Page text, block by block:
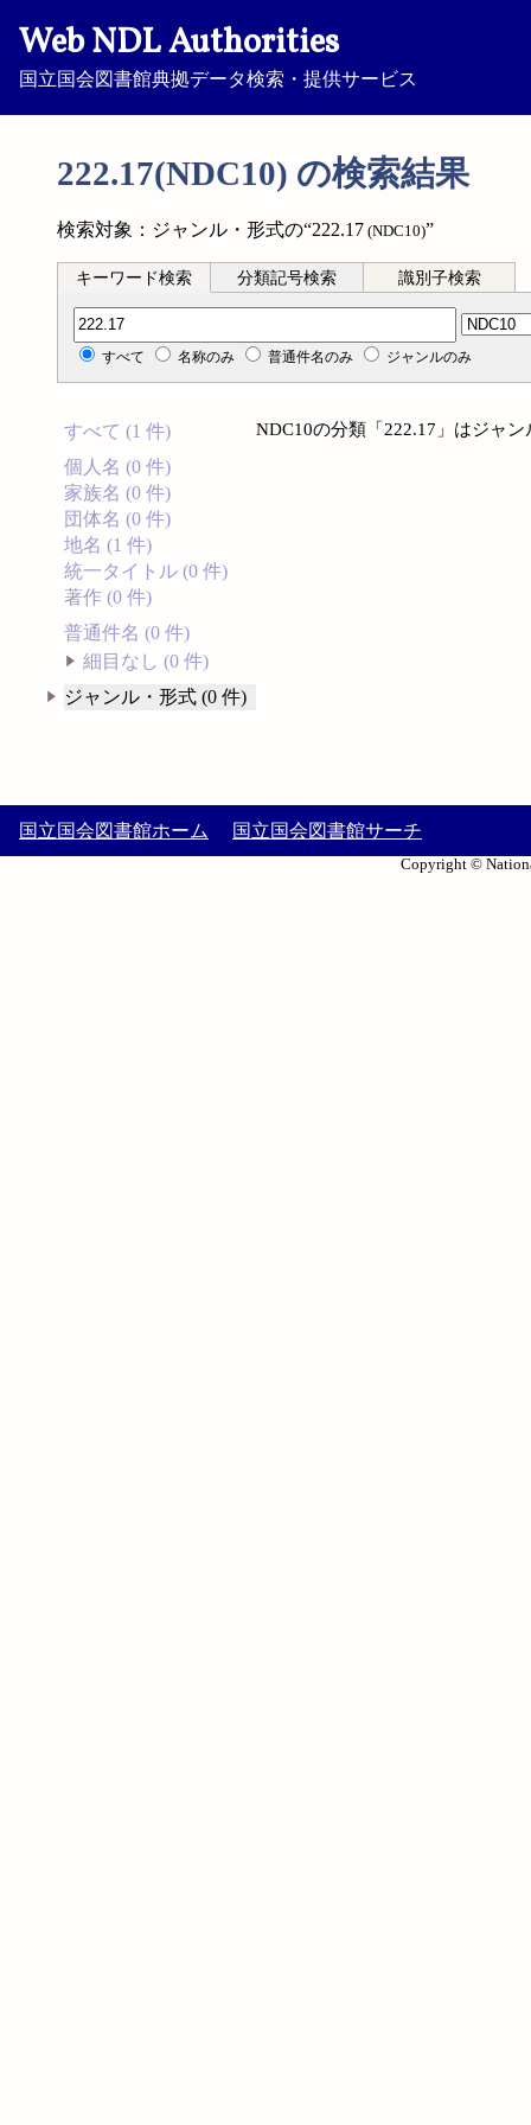
Web NDL Authorities
国立国会図書館典拠データ検索・提供サービス
222.17(NDC10) の検索結果
検索対象：ジャンル・形式の“222.17 (NDC10)”
キーワード検索 分類記号検索 識別子検索
分類記号検索
すべて 名称のみ 普通件名のみ ジャンルのみ
すべて (1 件)
個人名 (0 件)
家族名 (0 件)
団体名 (0 件)
地名 (1 件)
統一タイトル (0 件)
著作 (0 件)
普通件名 (0 件)
細目なし (0 件)
ジャンル・形式 (0 件)
NDC10の分類「222.17」はジャ
国立国会図書館ホーム 国立国会図書館サーチ
Copyright ©